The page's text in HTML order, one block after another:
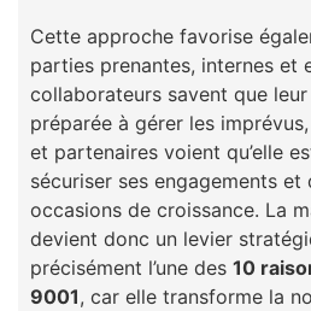
Cette approche favorise
parties prenantes, internes et
collaborateurs savent que
préparée à gérer les
et partenaires voient qu’elle
sécuriser ses engagements et
occasions de croissance. La
devient donc un levier
précisément l’une des 10
9001, car elle transforme la